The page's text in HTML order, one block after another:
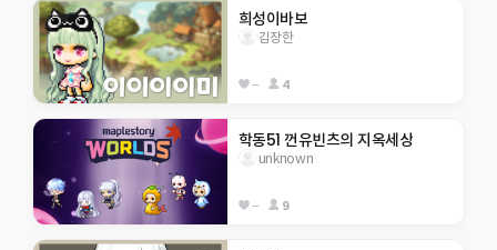
희성이바보
김장한
-- 4
학동51 껀유빈츠의 지옥세상
unknown
-- 9